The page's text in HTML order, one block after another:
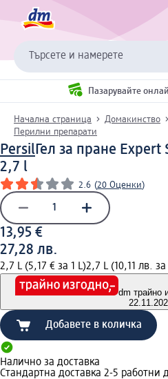
Търсете и намерете
Пазарувайте
Начална страница Домакинство
Перилни препарати
PersilГел за пране
2,7 l
2.6 (20 Оценки)
13,95 €
27,28 лв.
2,7 L (5,17 € за 1 L)2,7 L (10,11 лв. за
dm трайно
Добавете в количка
Налично за доставка
Стандартна доставка 2-5 работни